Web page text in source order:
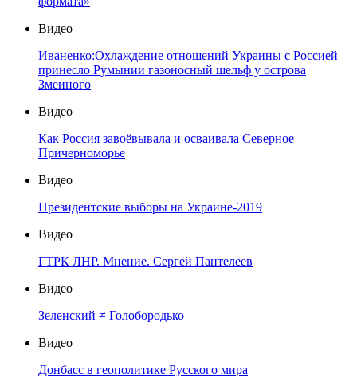
Видео
Иваненко:Охлаждение отношений Украины с Россией
принесло Румынии газоносный шельф у острова
Змеиного
Видео
Как Россия завоёвывала и осваивала Северное
Причерноморье
Видео
Президентские выборы на Украине-2019
Видео
ГТРК ЛНР. Мнение. Сергей Пантелеев
Видео
Зеленский ≠ Голобородько
Видео
Донбасс в геополитике Русского мира